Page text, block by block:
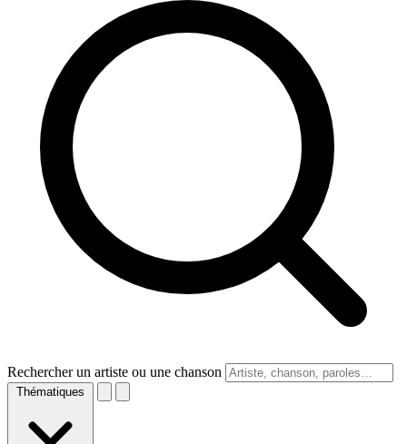
Rechercher un artiste ou une chanson
Thématiques